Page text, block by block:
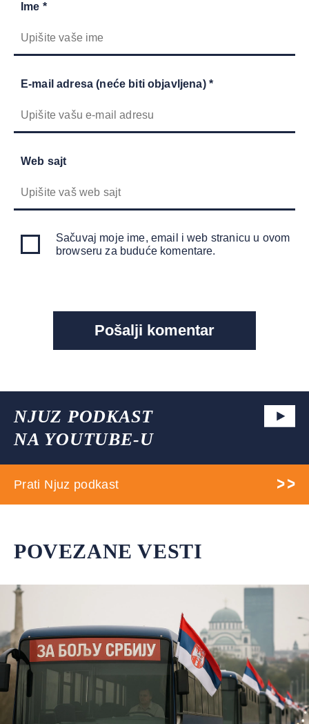
Ime *
E-mail adresa (neće biti objavljena) *
Web sajt
Sačuvaj moje ime, email i web stranicu u ovom
browseru za buduće komentare.
NJUZ PODKAST
NA YOUTUBE-U
Prati Njuz podkast
POVEZANE VESTI